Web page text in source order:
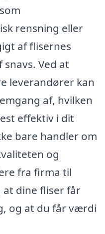
rensning eller
af flisernes
Ved at
leverandører kan
af, hvilken
effektiv i dit
bare handler om
og
fra firma til
at dine fliser får
og at du får værdi